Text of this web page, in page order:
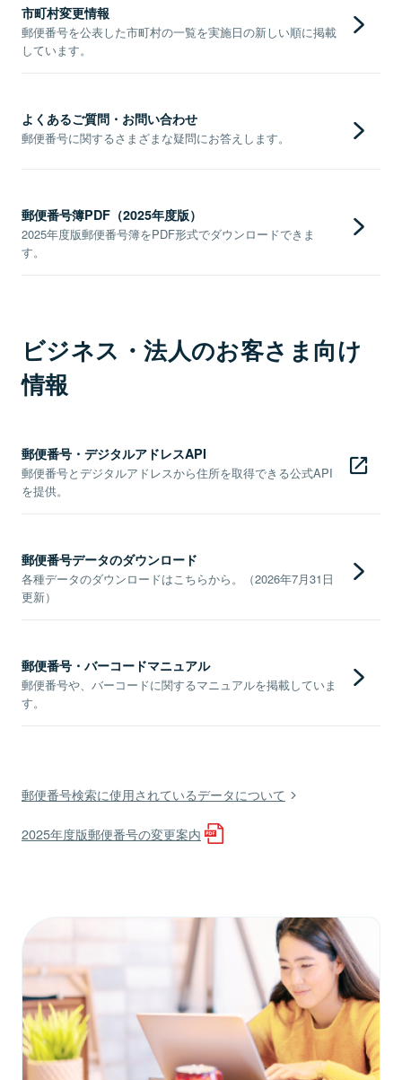
市町村変更情報
郵便番号を公表した市町村の一覧を実施日の新しい順に掲載
しています。
よくあるご質問・お問い合わせ
郵便番号に関するさまざまな疑問にお答えします。
郵便番号簿PDF（2025年度版）
2025年度版郵便番号簿をPDF形式でダウンロードできま
す。
ビジネス・法人のお客さま向け
情報
郵便番号・デジタルアドレスAPI
郵便番号とデジタルアドレスから住所を取得できる公式API
を提供。
郵便番号データのダウンロード
各種データのダウンロードはこちらから。（2026年7月31日
更新）
郵便番号・バーコードマニュアル
郵便番号や、バーコードに関するマニュアルを掲載していま
す。
郵便番号検索に使用されているデータについて
2025年度版郵便番号の変更案内